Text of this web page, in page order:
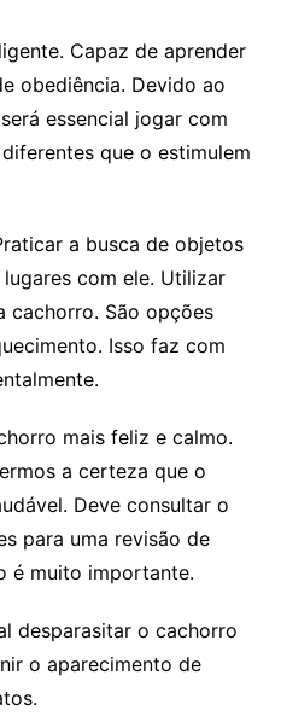
Capaz de aprender
obediência. Devido ao
essencial jogar com
que o estimulem
a busca de objetos
com ele. Utilizar
cachorro. São opções
Isso faz com
mais feliz e calmo.
a certeza que o
Deve consultar o
para uma revisão de
é muito importante.
desparasitar o cachorro
o aparecimento de